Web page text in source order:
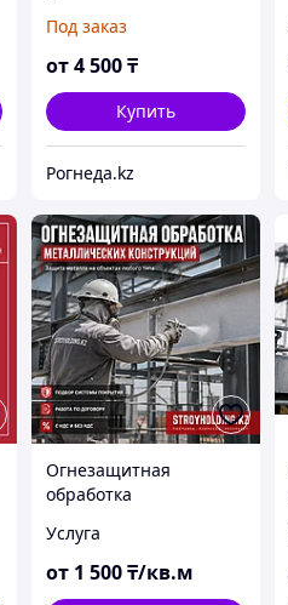
Под заказ
от 4 500 ₸
Купить
Рогнеда.kz
Огнезащитная
обработка
конструкций
Услуга
от 1 500 ₸/кв.м